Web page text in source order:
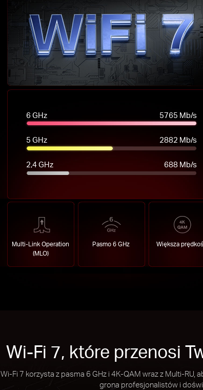
6 GHz 5765 Mb/s
5 GHz 2882 Mb/s
2,4 GHz 688 Mb/s
Multi-Link Operation
(MLO)
Pasmo 6 GHz Większa
Wi-Fi 7, które przenosi
Wi-Fi 7 korzysta z pasma 6 GHz i 4K-QAM wraz z Multi-
grona profesjonalistów i